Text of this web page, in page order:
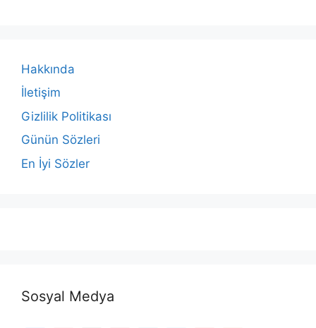
Hakkında
İletişim
Gizlilik Politikası
Günün Sözleri
En İyi Sözler
Sosyal Medya